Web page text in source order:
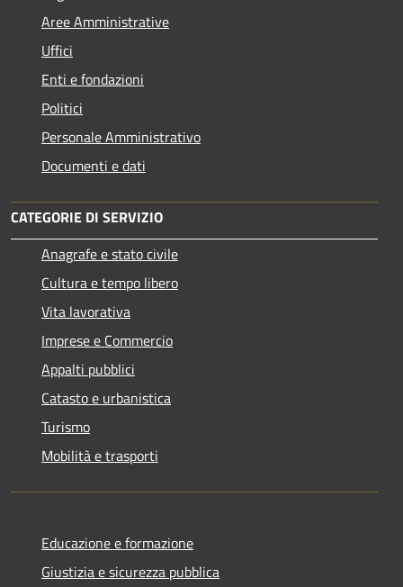
Aree Amministrative
Uffici
Enti e fondazioni
Politici
Personale Amministrativo
Documenti e dati
CATEGORIE DI SERVIZIO
Anagrafe e stato civile
Cultura e tempo libero
Vita lavorativa
Imprese e Commercio
Appalti pubblici
Catasto e urbanistica
Turismo
Mobilità e trasporti
Educazione e formazione
Giustizia e sicurezza pubblica